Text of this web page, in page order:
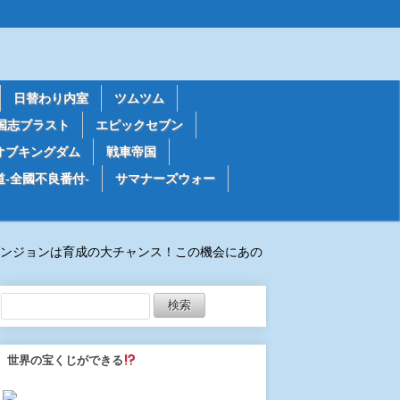
日替わり内室
ツムツム
志ブラスト
エピックセブン
ブキングダム
戦車帝国
-全國不良番付-
サマナーズウォー
ジョンは育成の大チャンス！この機会にあの
世界の宝くじができる